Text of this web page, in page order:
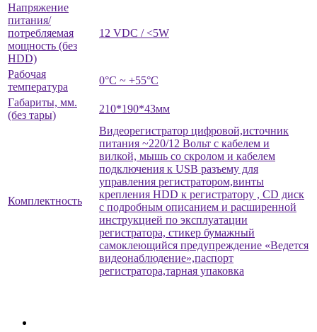
Напряжение
питания/
потребляемая
мощность (без
HDD)
12 VDC / <5W
Рабочая
температура
0°C ~ +55°C
Габариты, мм.
(без тары)
210*190*43мм
Комплектность
Видеорегистратор цифровой,источник
питания ~220/12 Вольт с кабелем и
вилкой, мышь со скролом и кабелем
подключения к USB разъему для
управления регистратором,винты
крепления HDD к регистратору , CD диск
с подробным описанием и расширенной
инструкцией по эксплуатации
регистратора, стикер бумажный
самоклеющийся предупреждение «Ведется
видеонаблюдение»,паспорт
регистратора,тарная упаковка